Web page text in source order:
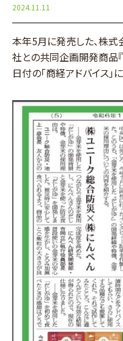
2024.11.11
本年5月に発売した、株式
社との共同企画開発商品
日付の「商経アドバイス」